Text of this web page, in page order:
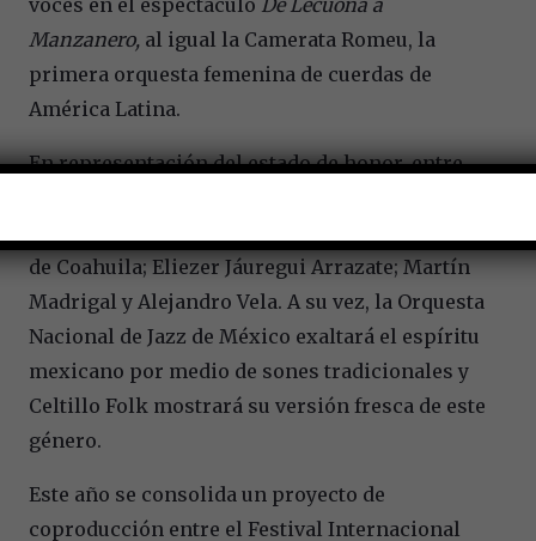
Manzanero, al igual la Camerata Romeu, la
primera orquesta femenina de cuerdas de
América Latina.
En representación del estado de honor, entre
de Coahuila; Eliezer Jáuregui Arrazate; Martín
Madrigal y Alejandro Vela. A su vez, la Orquesta
Nacional de Jazz de México exaltará el espíritu
mexicano por medio de sones tradicionales y
Celtillo Folk mostrará su versión fresca de este
género.
Este año se consolida un proyecto de
coproducción entre el Festival Internacional